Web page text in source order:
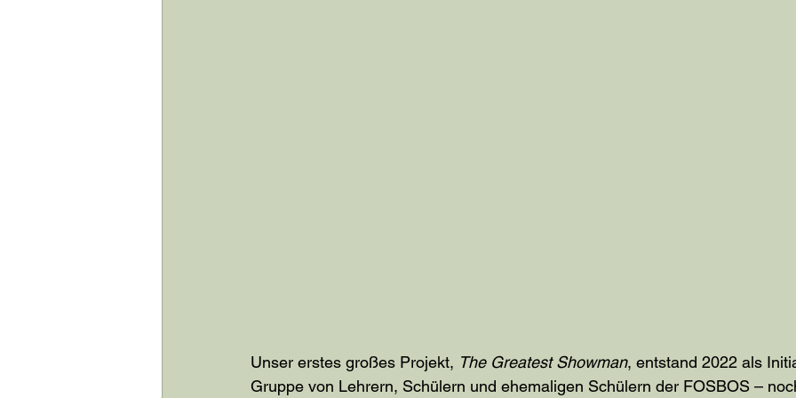
Unser erstes großes Projekt, The Greatest Showman, entstand 2022 als
Gruppe von Lehrern, Schülern und ehemaligen Schülern der FOSBOS –